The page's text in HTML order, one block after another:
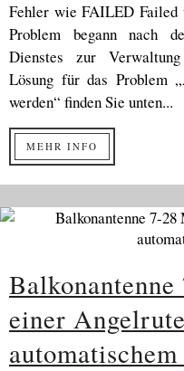
Fehler wie FAILED Failed
Problem begann nach
Dienstes zur
Lösung für das Problem
werden“ finden Sie unten...
MEHR INFO
einer